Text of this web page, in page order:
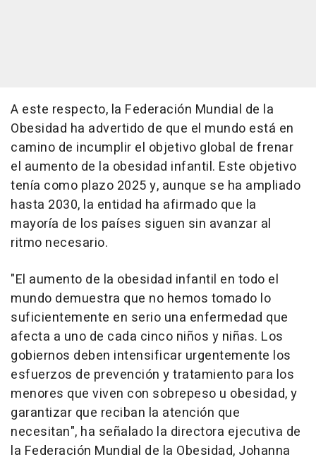
A este respecto, la Federación Mundial de la
Obesidad ha advertido de que el mundo está en
camino de incumplir el objetivo global de frenar
el aumento de la obesidad infantil. Este objetivo
tenía como plazo 2025 y, aunque se ha ampliado
hasta 2030, la entidad ha afirmado que la
mayoría de los países siguen sin avanzar al
ritmo necesario.
"El aumento de la obesidad infantil en todo el
mundo demuestra que no hemos tomado lo
suficientemente en serio una enfermedad que
afecta a uno de cada cinco niños y niñas. Los
gobiernos deben intensificar urgentemente los
esfuerzos de prevención y tratamiento para los
menores que viven con sobrepeso u obesidad, y
garantizar que reciban la atención que
necesitan", ha señalado la directora ejecutiva de
la Federación Mundial de la Obesidad, Johanna